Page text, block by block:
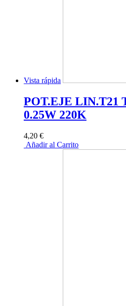
Vista rápida
POT.EJE LIN.T21
0.25W 220K
4,20 €
Añadir al Carrito